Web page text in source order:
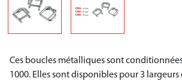
Ces boucles métalliques sont
1000. Elles sont disponibles pour 3 largeurs